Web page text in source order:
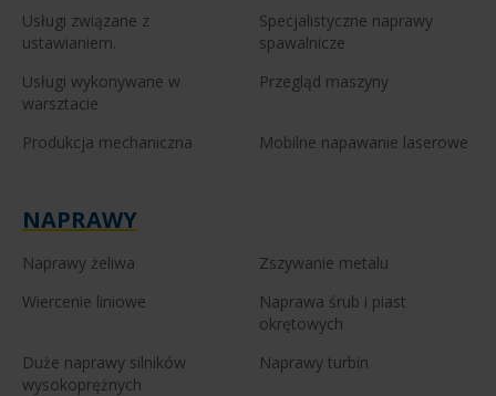
Usługi związane z
ustawianiem.
Specjalistyczne naprawy
spawalnicze
Usługi wykonywane w
warsztacie
Przegląd maszyny
Produkcja mechaniczna Mobilne napawanie laserowe
NAPRAWY
Naprawy żeliwa
Zszywanie metalu
Wiercenie liniowe
Naprawa śrub i piast
okrętowych
Duże naprawy silników
wysokoprężnych
Naprawy turbin